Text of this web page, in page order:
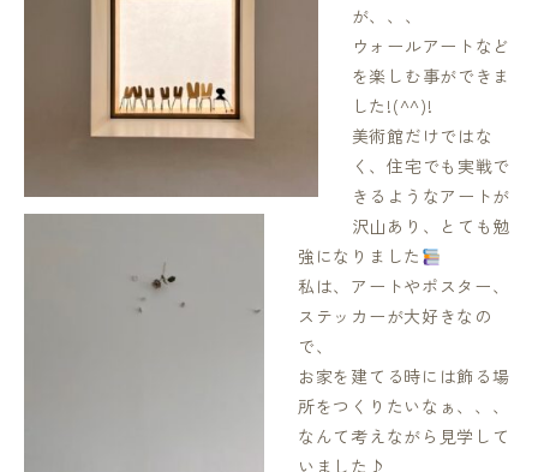
が、、、
ウォールアートなど
を楽しむ事ができま
した!(^^)!
美術館だけではな
く、住宅でも実戦で
きるようなアートが
沢山あり、とても勉
強になりました
私は、アートやポスター、
ステッカーが大好きなの
で、
お家を建てる時には飾る場
所をつくりたいなぁ、、、
なんて考えながら見学して
いました♪